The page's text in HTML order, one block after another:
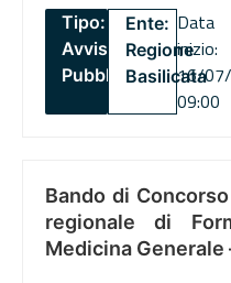
Tipo:
Avviso
Pubblico
Ente:
Regione
Basilicata
Data
inizio:
16/
09:00
Bando di
regionale di
Medicina